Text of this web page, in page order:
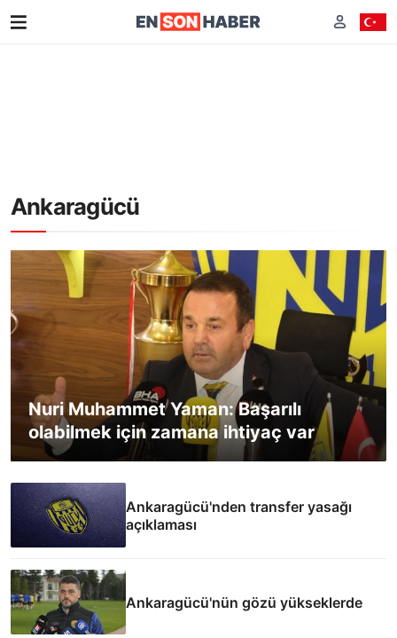
Ankaragücü
Nuri Muhammet Yaman: Başarılı
olabilmek için zamana ihtiyaç var
Ankaragücü'nden transfer yasağı
açıklaması
Ankaragücü'nün gözü yükseklerde